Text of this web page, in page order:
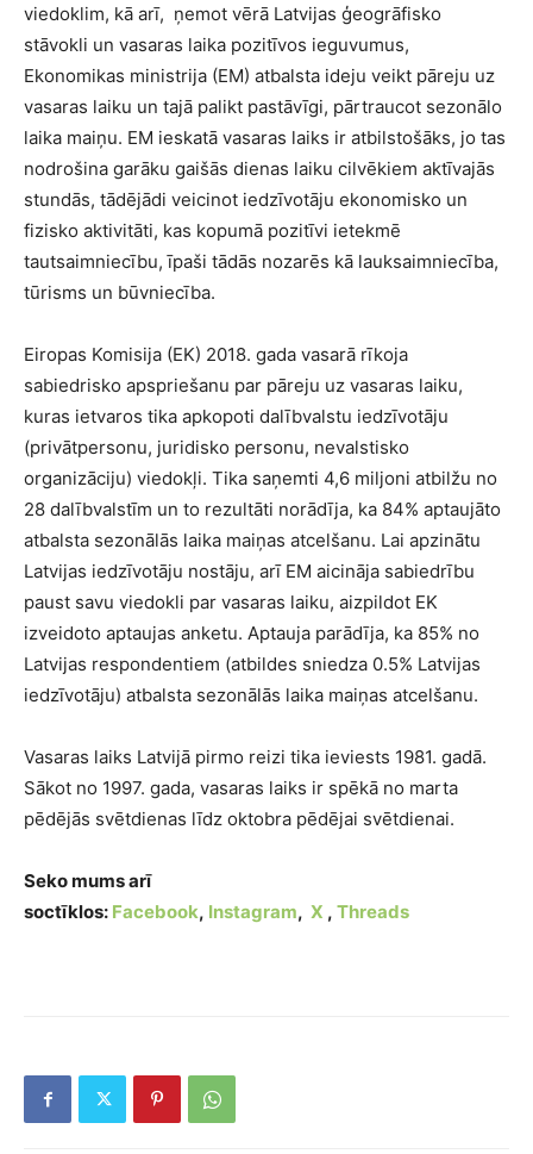
viedoklim, kā arī, ņemot vērā Latvijas ģeogrāfisko
stāvokli un vasaras laika pozitīvos ieguvumus,
Ekonomikas ministrija (EM) atbalsta ideju veikt pāreju uz
vasaras laiku un tajā palikt pastāvīgi, pārtraucot sezonālo
laika maiņu. EM ieskatā vasaras laiks ir atbilstošāks, jo tas
nodrošina garāku gaišās dienas laiku cilvēkiem aktīvajās
stundās, tādējādi veicinot iedzīvotāju ekonomisko un
fizisko aktivitāti, kas kopumā pozitīvi ietekmē
tautsaimniecību, īpaši tādās nozarēs kā lauksaimniecība,
tūrisms un būvniecība.
Eiropas Komisija (EK) 2018. gada vasarā rīkoja
sabiedrisko apspriešanu par pāreju uz vasaras laiku,
kuras ietvaros tika apkopoti dalībvalstu iedzīvotāju
(privātpersonu, juridisko personu, nevalstisko
organizāciju) viedokļi. Tika saņemti 4,6 miljoni atbilžu no
28 dalībvalstīm un to rezultāti norādīja, ka 84% aptaujāto
atbalsta sezonālās laika maiņas atcelšanu. Lai apzinātu
Latvijas iedzīvotāju nostāju, arī EM aicināja sabiedrību
paust savu viedokli par vasaras laiku, aizpildot EK
izveidoto aptaujas anketu. Aptauja parādīja, ka 85% no
Latvijas respondentiem (atbildes sniedza 0.5% Latvijas
iedzīvotāju) atbalsta sezonālās laika maiņas atcelšanu.
Vasaras laiks Latvijā pirmo reizi tika ieviests 1981. gadā.
Sākot no 1997. gada, vasaras laiks ir spēkā no marta
pēdējās svētdienas līdz oktobra pēdējai svētdienai.
Seko mums arī
soctīklos: Facebook, Instagram, X , Threads